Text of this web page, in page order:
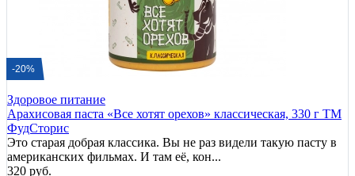
-20%
Здоровое питание
Арахисовая паста «Все хотят орехов» классическая, 330 г ТМ
ФудСторис
Это старая добрая классика. Вы не раз видели такую пасту в
американских фильмах. И там её, кон...
320 руб.